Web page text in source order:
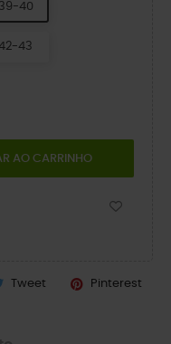
39-40
42-43
AO CARRINHO
Tweet Pinterest